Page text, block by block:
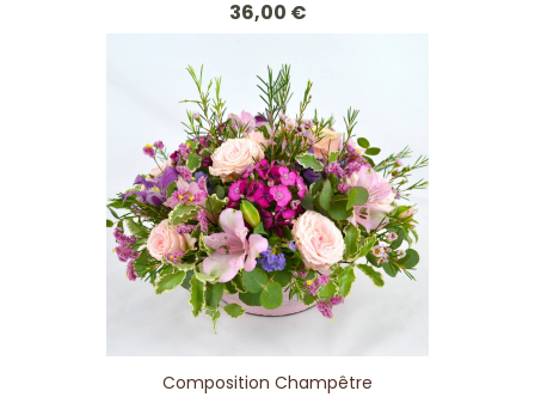
36,00 €
Composition Champêtre